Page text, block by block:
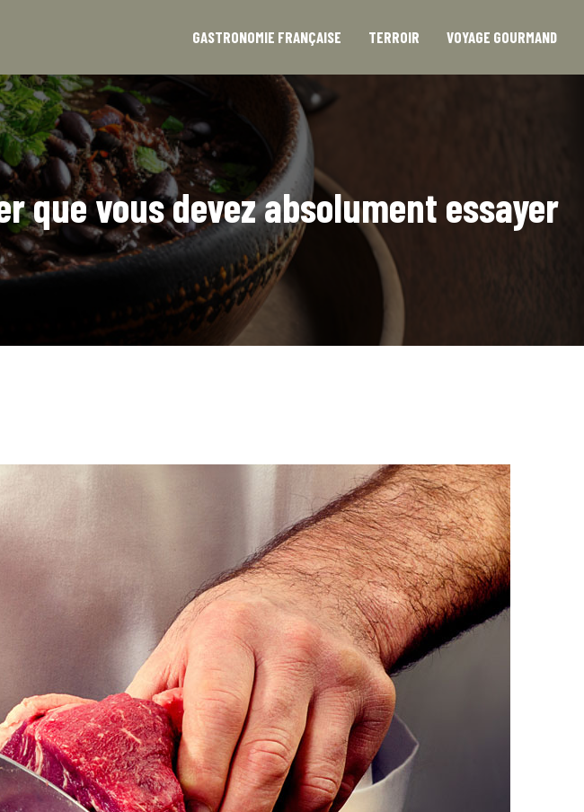
GASTRONOMIE FRANÇAISE TERROIR VOYAGE GOURMAND
que vous devez absolument essayer